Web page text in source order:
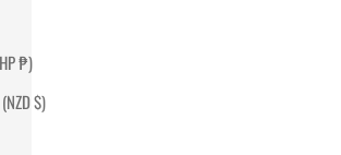
Philippinen (PHP ₱)
Pitcairninseln (NZD $)